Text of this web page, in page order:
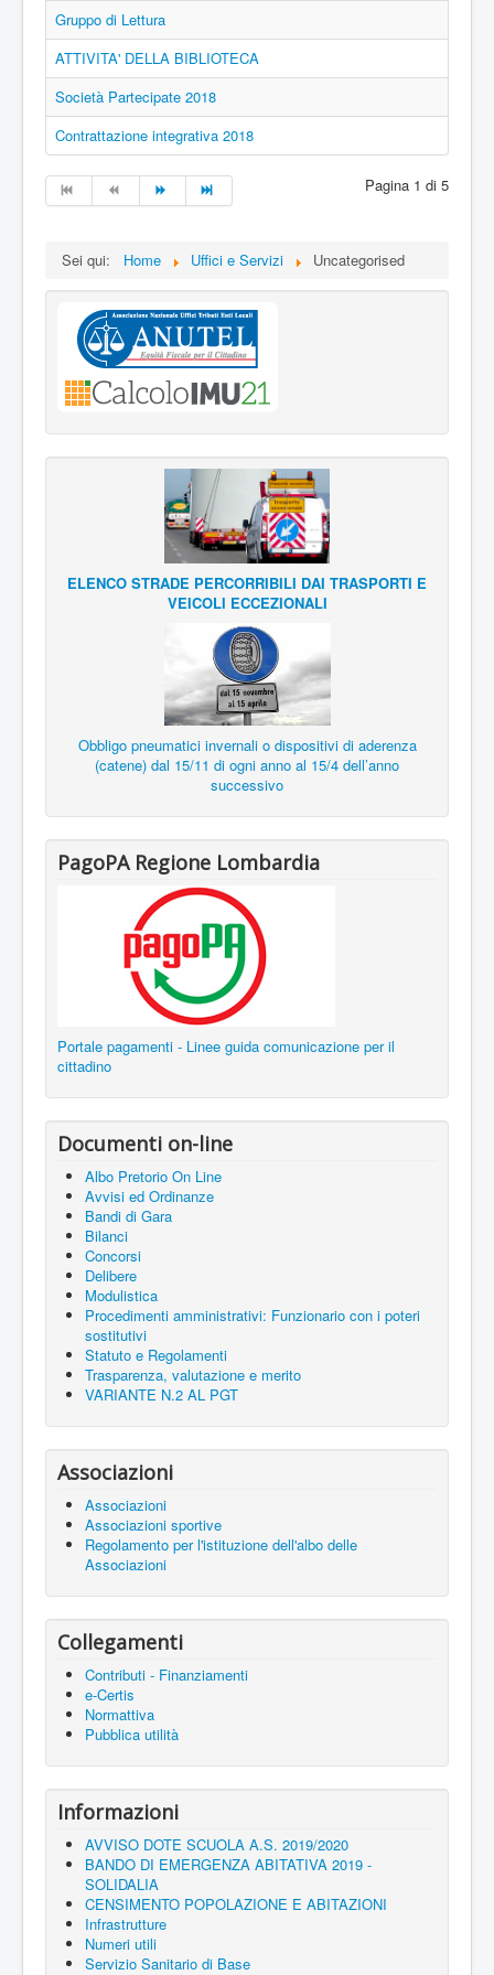
Gruppo di Lettura
ATTIVITA' DELLA BIBLIOTECA
Società Partecipate 2018
Contrattazione integrativa 2018
Pagina 1 di 5
Sei qui: Home Uffici e Servizi Uncategorised
ELENCO STRADE PERCORRIBILI DAI TRASPORTI E
VEICOLI ECCEZIONALI
Obbligo pneumatici invernali o dispositivi di aderenza
(catene) dal 15/11 di ogni anno al 15/4 dell’anno
successivo
PagoPA Regione Lombardia
Portale pagamenti - Linee guida comunicazione per il
cittadino
Documenti on-line
Albo Pretorio On Line
Avvisi ed Ordinanze
Bandi di Gara
Bilanci
Concorsi
Delibere
Modulistica
Procedimenti amministrativi: Funzionario con i poteri
sostitutivi
Statuto e Regolamenti
Trasparenza, valutazione e merito
VARIANTE N.2 AL PGT
Associazioni
Associazioni
Associazioni sportive
Regolamento per l'istituzione dell'albo delle
Associazioni
Collegamenti
Contributi - Finanziamenti
e-Certis
Normattiva
Pubblica utilità
Informazioni
AVVISO DOTE SCUOLA A.S. 2019/2020
BANDO DI EMERGENZA ABITATIVA 2019 -
SOLIDALIA
CENSIMENTO POPOLAZIONE E ABITAZIONI
Infrastrutture
Numeri utili
Servizio Sanitario di Base